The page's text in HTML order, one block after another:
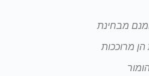
מבחינת
מרוככות